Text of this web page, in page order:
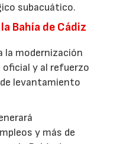
subacuático.
Bahía de Cádiz
la modernización
y al refuerzo
levantamiento
y más de